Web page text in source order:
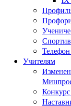
Учителям